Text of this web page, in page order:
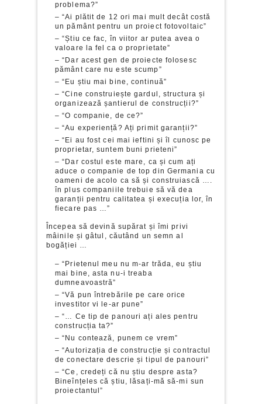
problema?”
– “Ai plătit de 12 ori mai mult decât costă
un pământ pentru un proiect fotovoltaic”
– “Știu ce fac, în viitor ar putea avea o
valoare la fel ca o proprietate”
– “Dar acest gen de proiecte folosesc
pământ care nu este scump”
– “Eu știu mai bine, continuă”
– “Cine construiește gardul, structura și
organizează șantierul de construcții?”
– “O companie, de ce?”
– “Au experiență? Ați primit garanții?”
– “Ei au fost cei mai ieftini și îl cunosc pe
proprietar, suntem buni prieteni”
– “Dar costul este mare, ca și cum ați
aduce o companie de top din Germania cu
oameni de acolo ca să și construiască ….
în plus companiile trebuie să vă dea
garanții pentru calitatea și execuția lor, în
fiecare pas …”
Începea să devină supărat și îmi privi
mâinile și gâtul, căutând un semn al
bogăției …
– “Prietenul meu nu m-ar trăda, eu știu
mai bine, asta nu-i treaba
dumneavoastră”
– “Vă pun întrebările pe care orice
investitor vi le-ar pune”
– “… Ce tip de panouri ați ales pentru
construcția ta?”
– “Nu contează, punem ce vrem”
– “Autorizația de construcție și contractul
de conectare descrie și tipul de panouri”
– “Ce, credeți că nu știu despre asta?
Bineînțeles că știu, lăsați-mă să-mi sun
proiectantul”